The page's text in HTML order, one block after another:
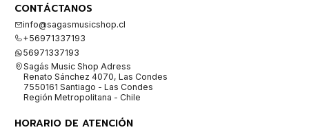
CONTÁCTANOS
info@sagasmusicshop.cl
+56971337193
56971337193
Sagás Music Shop Adress
Renato Sánchez 4070, Las Condes
7550161 Santiago - Las Condes
Región Metropolitana - Chile
HORARIO DE ATENCIÓN